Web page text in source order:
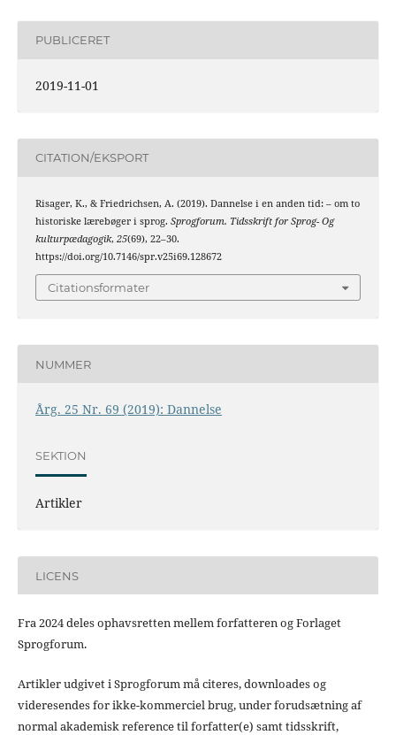
PUBLICERET
2019-11-01
CITATION/EKSPORT
Risager, K., & Friedrichsen, A. (2019). Dannelse i en anden tid: – om to
historiske lærebøger i sprog. Sprogforum. Tidsskrift for Sprog- Og
kulturpædagogik, 25(69), 22–30.
https://doi.org/10.7146/spr.v25i69.128672
Citationsformater
NUMMER
Årg. 25 Nr. 69 (2019): Dannelse
SEKTION
Artikler
LICENS
Fra 2024 deles ophavsretten mellem forfatteren og Forlaget
Sprogforum.
Artikler udgivet i Sprogforum må citeres, downloades og
videresendes for ikke-kommerciel brug, under forudsætning af
normal akademisk reference til forfatter(e) samt tidsskrift,